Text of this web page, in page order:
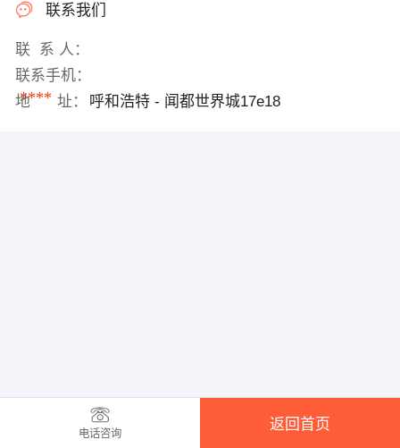
联系我们
联 系 人：
联系手机：
****
地 址： 呼和浩特 - 闻都世界城17e18
电话咨询
返回首页